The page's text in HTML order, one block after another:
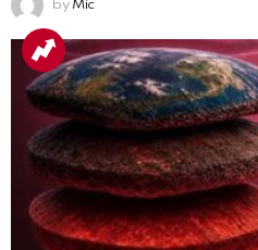
by Mic